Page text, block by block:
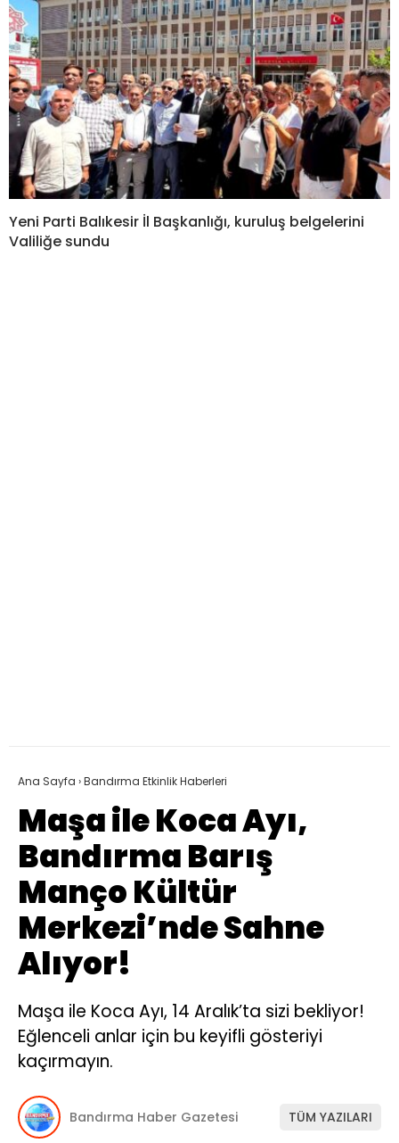
Yeni Parti Balıkesir İl Başkanlığı, kuruluş belgelerini
Valiliğe sundu
Ana Sayfa ›Bandırma Etkinlik Haberleri
Maşa ile Koca Ayı,
Bandırma Barış
Manço Kültür
Merkezi’nde Sahne
Alıyor!
Maşa ile Koca Ayı, 14 Aralık’ta sizi bekliyor!
Eğlenceli anlar için bu keyifli gösteriyi
kaçırmayın.
Bandırma Haber Gazetesi TÜM YAZILARI